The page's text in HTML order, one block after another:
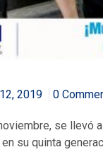
2019 0
se llevó
en su quinta